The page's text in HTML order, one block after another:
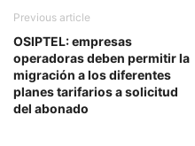
Previous article
OSIPTEL: empresas
operadoras deben permitir la
migración a los diferentes
planes tarifarios a solicitud
del abonado